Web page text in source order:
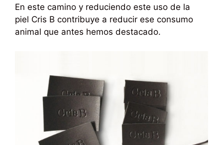
En este camino y reduciendo este uso de la
piel Cris B contribuye a reducir ese consumo
animal que antes hemos destacado.